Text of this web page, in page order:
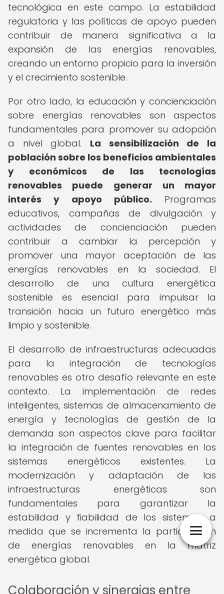
tecnológica en este campo. La estabilidad
regulatoria y las políticas de apoyo pueden
contribuir de manera significativa a la
expansión de las energías renovables,
creando un entorno propicio para la inversión
y el crecimiento sostenible.
Por otro lado, la educación y concienciación
sobre energías renovables son aspectos
fundamentales para promover su adopción
a nivel global. La sensibilización de la
población sobre los beneficios ambientales
y económicos de las tecnologías
renovables puede generar un mayor
interés y apoyo público. Programas
educativos, campañas de divulgación y
actividades de concienciación pueden
contribuir a cambiar la percepción y
promover una mayor aceptación de las
energías renovables en la sociedad. El
desarrollo de una cultura energética
sostenible es esencial para impulsar la
transición hacia un futuro energético más
limpio y sostenible.
El desarrollo de infraestructuras adecuadas
para la integración de tecnologías
renovables es otro desafío relevante en este
contexto. La implementación de redes
inteligentes, sistemas de almacenamiento de
energía y tecnologías de gestión de la
demanda son aspectos clave para facilitar
la integración de fuentes renovables en los
sistemas energéticos existentes. La
modernización y adaptación de las
infraestructuras energéticas son
fundamentales para garantizar la
estabilidad y fiabilidad de los sistemas, a
medida que se incrementa la participación
de energías renovables en la matriz
energética global.
Colaboración y sinergias entre